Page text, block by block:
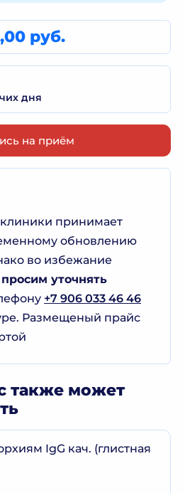
руб.
дня
на приём
принимает
обновлению
во избежание
просим уточнять
+7 906 033 46 46
Размещеный прайс
также может
IgG кач. (глистная